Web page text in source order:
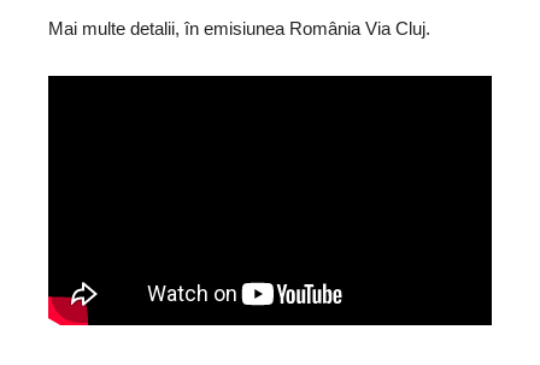
Mai multe detalii, în emisiunea România Via Cluj.